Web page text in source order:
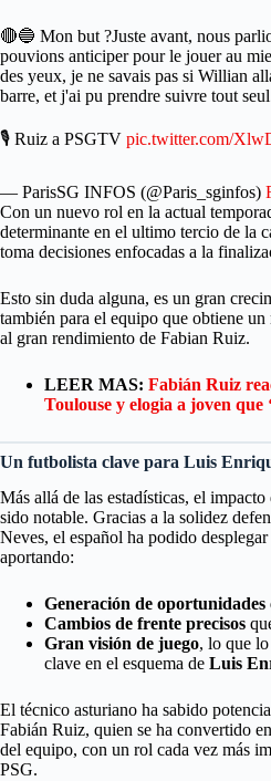
🔴🔵 Mon but ?Juste avant, nous
pouvions anticiper pour le jouer au
des yeux, je ne savais pas si Willian
barre, et j'ai pu prendre suivre tout
🎙 Ruiz a PSGTV pic.twitter.com/
— ParisSG INFOS (@Paris_sginfos)
Con un nuevo rol en la actual
determinante en el ultimo tercio de la
toma decisiones enfocadas a la
Esto sin duda alguna, es un gran
también para el equipo que obtiene
al gran rendimiento de Fabian Ruiz.
LEER MAS: Fabián Ruiz
Toulouse y elogia a joven que
Un futbolista clave para Luis
Más allá de las estadísticas, el
sido notable. Gracias a la solidez
Neves, el español ha podido
aportando:
Generación de oportunidades
Cambios de frente precisos
Gran visión de juego, lo que
clave en el esquema de Luis
El técnico asturiano ha sabido
Fabián Ruiz, quien se ha convertido
del equipo, con un rol cada vez más
PSG.